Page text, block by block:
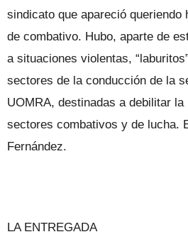
sindicato que apareció queriendo
de combativo. Hubo, aparte de
a situaciones violentas,
sectores de la conducción de la
UOMRA, destinadas a debilitar
sectores combativos y de lucha.
Fernández.
LA ENTREGADA